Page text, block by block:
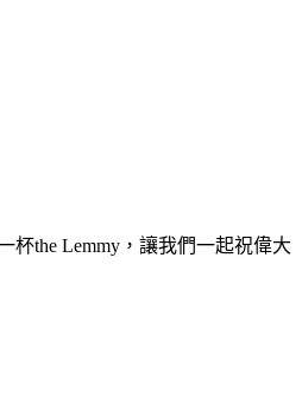
杯the Lemmy，讓我們一起祝偉大